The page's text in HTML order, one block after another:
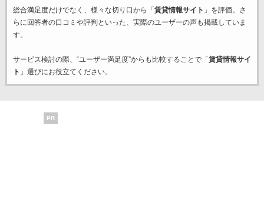
総合満足度だけでなく、様々な切り口から「 賃貸情報サイト 」を評価。さ
らに回答者の口コミや評判といった、実際のユーザーの声も掲載していま
す。
サービス検討の際、“ユーザー満足度”からも比較することで「 賃貸情報サイ
ト 」選びにお役立てください。
PR